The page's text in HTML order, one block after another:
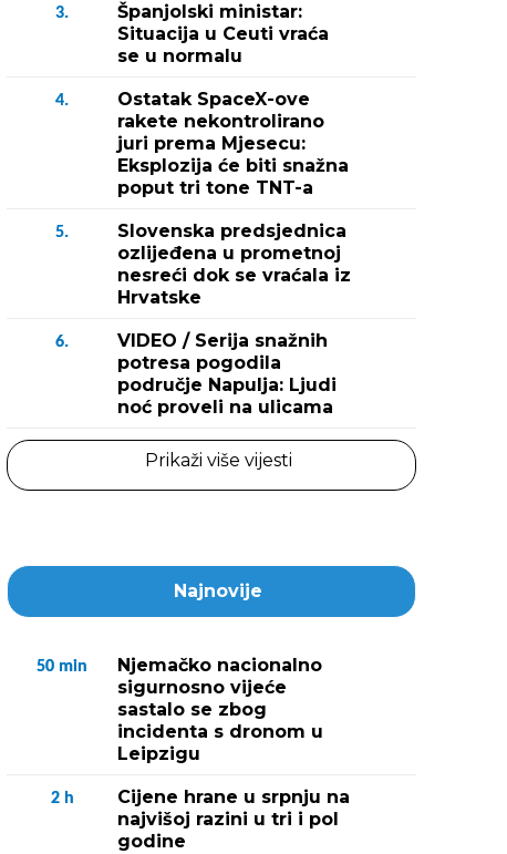
3.
Španjolski ministar:
Situacija u Ceuti vraća
se u normalu
4.
Ostatak SpaceX-ove
rakete nekontrolirano
juri prema Mjesecu:
Eksplozija će biti snažna
poput tri tone TNT-a
5.
Slovenska predsjednica
ozlijeđena u prometnoj
nesreći dok se vraćala iz
Hrvatske
6.
VIDEO / Serija snažnih
potresa pogodila
područje Napulja: Ljudi
noć proveli na ulicama
Prikaži više vijesti
Najnovije
50 min
Njemačko nacionalno
sigurnosno vijeće
sastalo se zbog
incidenta s dronom u
Leipzigu
2 h
Cijene hrane u srpnju na
najvišoj razini u tri i pol
godine